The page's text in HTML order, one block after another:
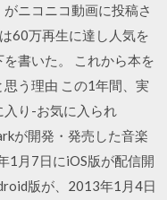
ニコニコ動画に投稿さ
60万再生に達し人気を
書いた。 これから本を
う理由 この1年間、実
り-お気に入られ
が開発・発売した音楽
1月7日にiOS版が配信開
版が、2013年1月4日